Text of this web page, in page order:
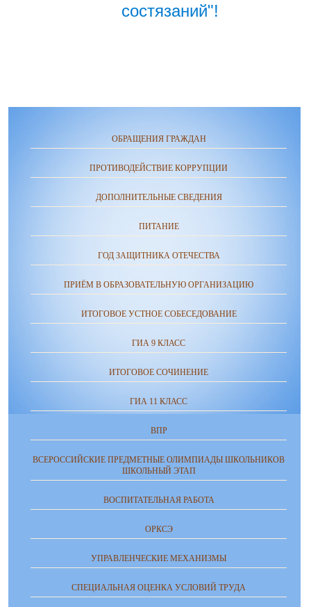
состязаний"!
ОБРАЩЕНИЯ ГРАЖДАН
ПРОТИВОДЕЙСТВИЕ КОРРУПЦИИ
ДОПОЛНИТЕЛЬНЫЕ СВЕДЕНИЯ
ПИТАНИЕ
ГОД ЗАЩИТНИКА ОТЕЧЕСТВА
ПРИЁМ В ОБРАЗОВАТЕЛЬНУЮ ОРГАНИЗАЦИЮ
ИТОГОВОЕ УСТНОЕ СОБЕСЕДОВАНИЕ
ГИА 9 КЛАСС
ИТОГОВОЕ СОЧИНЕНИЕ
ГИА 11 КЛАСС
ВПР
ВСЕРОССИЙСКИЕ ПРЕДМЕТНЫЕ ОЛИМПИАДЫ ШКОЛЬНИКОВ
ШКОЛЬНЫЙ ЭТАП
ВОСПИТАТЕЛЬНАЯ РАБОТА
ОРКСЭ
УПРАВЛЕНЧЕСКИЕ МЕХАНИЗМЫ
СПЕЦИАЛЬНАЯ ОЦЕНКА УСЛОВИЙ ТРУДА